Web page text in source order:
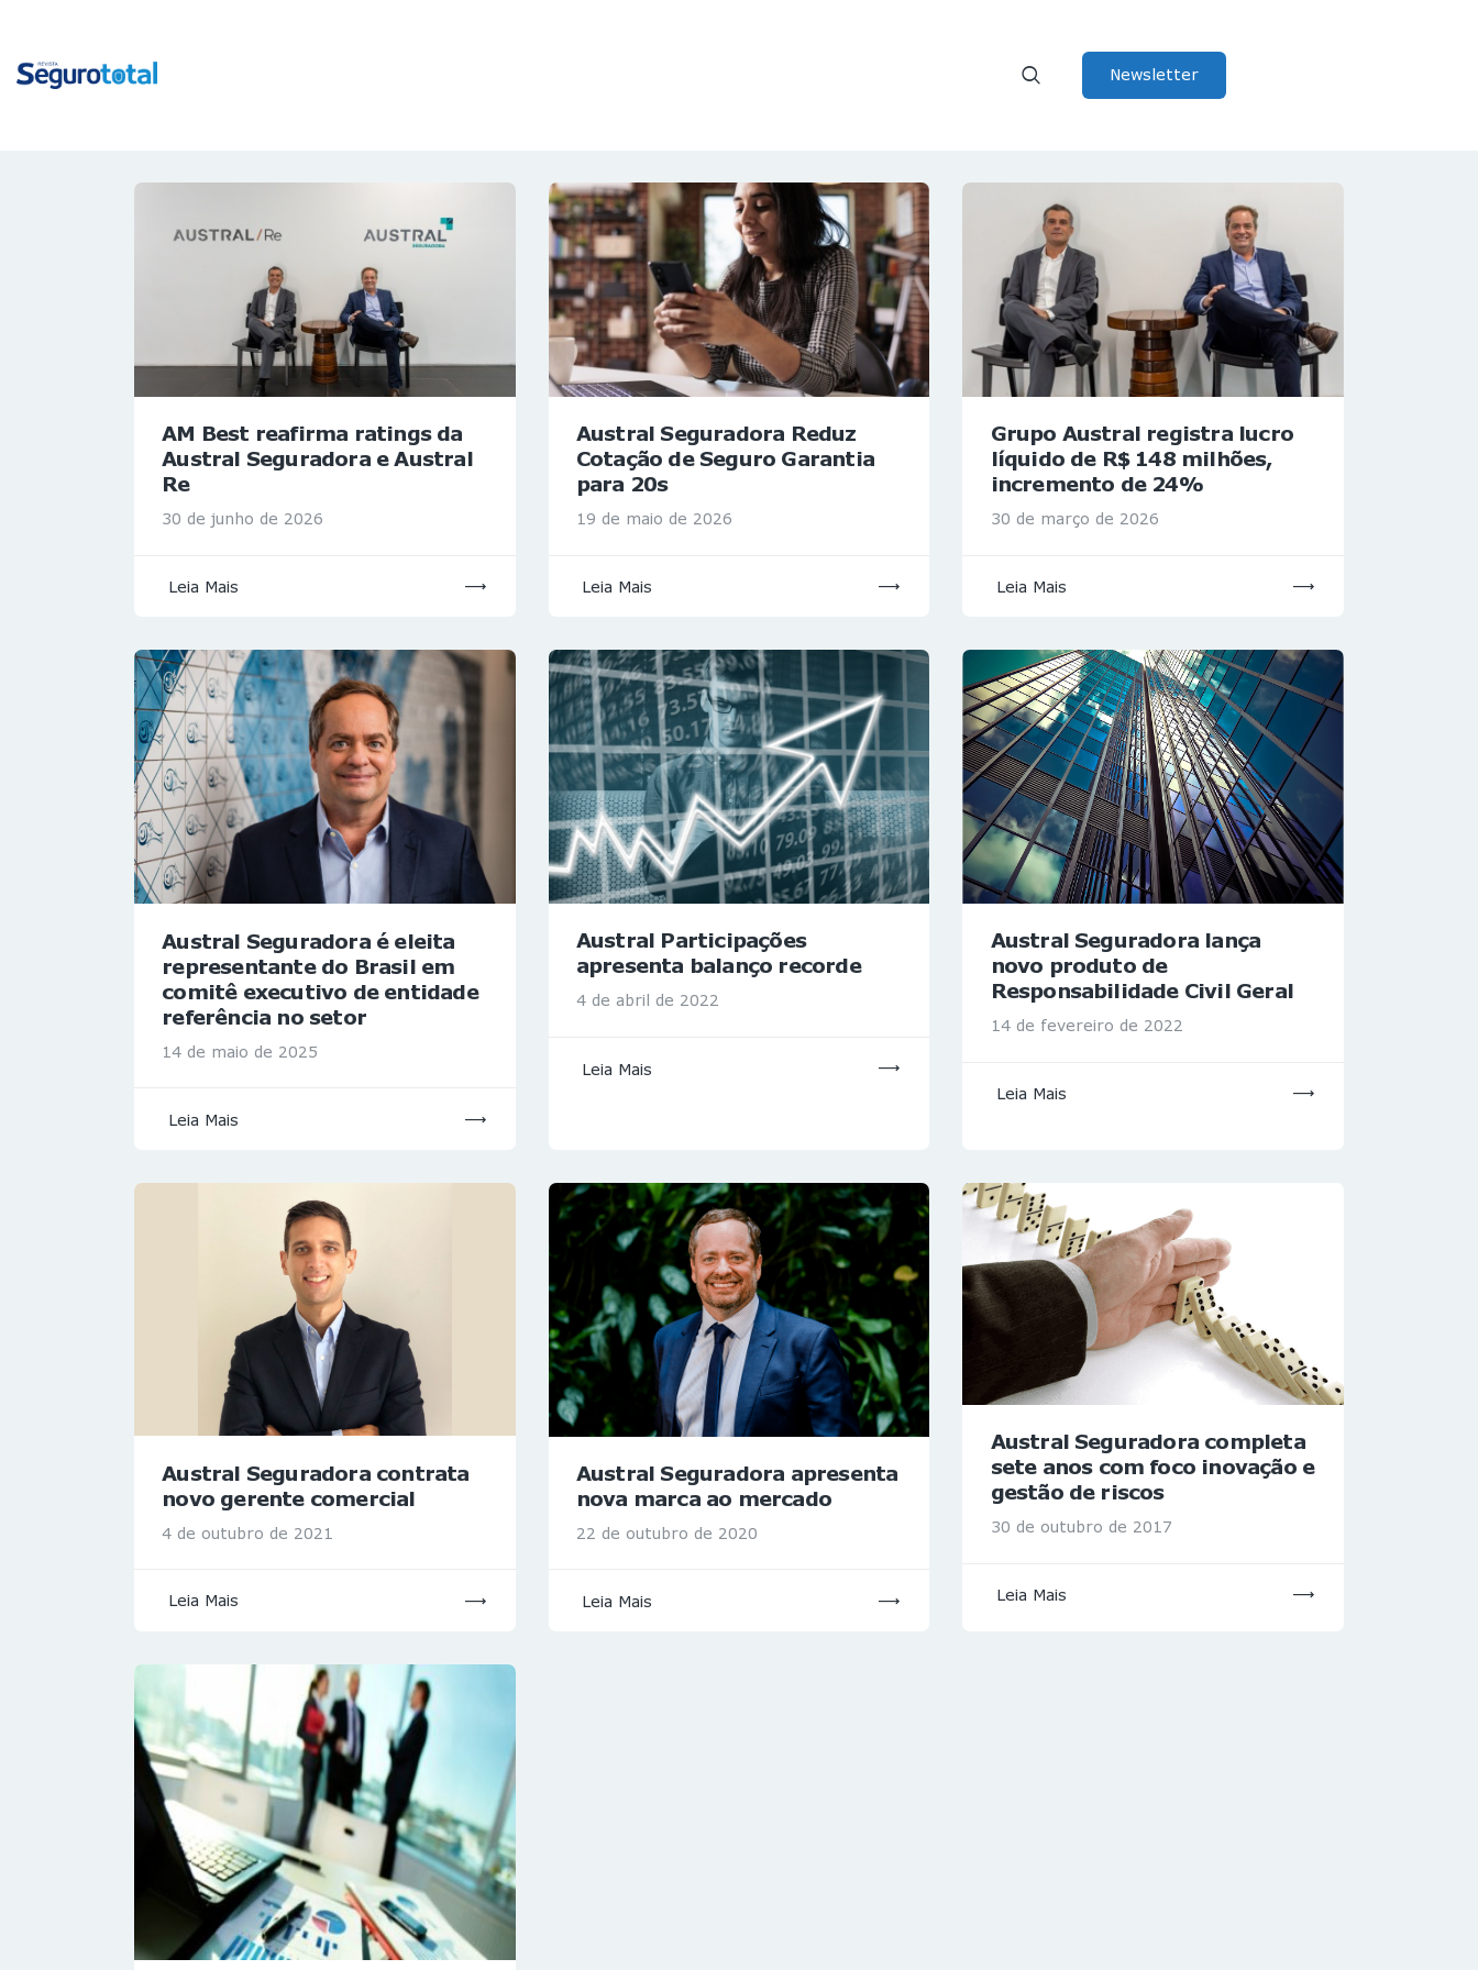
Newsletter
HOME
AM Best reafirma ratings da
Austral Seguradora e Austral
Re
30 de junho de 2026
Leia Mais
Austral Seguradora Reduz
Cotação de Seguro Garantia
para 20s
19 de maio de 2026
Leia Mais
Grupo Austral registra lucro
líquido de R$ 148 milhões,
incremento de 24%
30 de março de 2026
Leia Mais
Austral Seguradora é eleita
representante do Brasil em
comitê executivo de entidade
referência no setor
14 de maio de 2025
Leia Mais
Austral Participações
apresenta balanço recorde
4 de abril de 2022
Leia Mais
Austral Seguradora lança
novo produto de
Responsabilidade Civil Geral
14 de fevereiro de 2022
Leia Mais
Austral Seguradora contrata
novo gerente comercial
4 de outubro de 2021
Leia Mais
Austral Seguradora apresenta
nova marca ao mercado
22 de outubro de 2020
Leia Mais
Austral Seguradora completa
sete anos com foco inovação e
gestão de riscos
30 de outubro de 2017
Leia Mais